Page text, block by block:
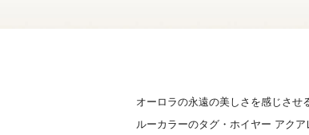
オーロラの永遠の美しさを感じさせ
ルーカラーのタグ・ホイヤー アク